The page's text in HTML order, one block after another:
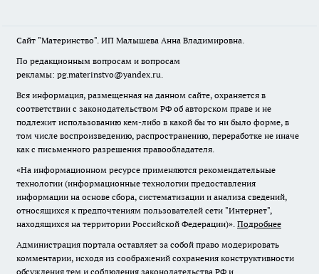
Сайт "Материнство". ИП Малышева Анна Владимировна.
По редакционным вопросам и вопросам
рекламы: pg.materinstvo@yandex.ru.
Вся информация, размещенная на данном сайте, охраняется в
соответствии с законодательством РФ об авторском праве и не
подлежит использованию кем-либо в какой бы то ни было форме, в
том числе воспроизведению, распространению, переработке не иначе
как с письменного разрешения правообладателя.
«На информационном ресурсе применяются рекомендательные
технологии (информационные технологии предоставления
информации на основе сбора, систематизации и анализа сведений,
относящихся к предпочтениям пользователей сети "Интернет",
находящихся на территории Российской Федерации)». Подробнее
Администрация портала оставляет за собой право модерировать
комментарии, исходя из соображений сохранения конструктивности
обсуждения тем и соблюдения законодательства РФ и